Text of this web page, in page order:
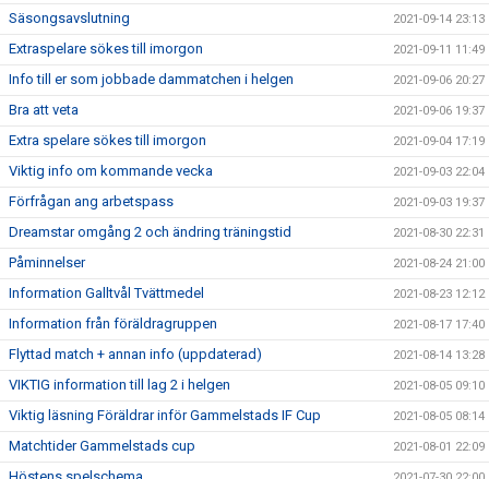
Säsongsavslutning 2021-09-14 23:13
Extraspelare sökes till imorgon 2021-09-11 11:49
Info till er som jobbade dammatchen i helgen 2021-09-06 20:27
Bra att veta 2021-09-06 19:37
Extra spelare sökes till imorgon 2021-09-04 17:19
Viktig info om kommande vecka 2021-09-03 22:04
Förfrågan ang arbetspass 2021-09-03 19:37
Dreamstar omgång 2 och ändring träningstid 2021-08-30 22:31
Påminnelser 2021-08-24 21:00
Information Galltvål Tvättmedel 2021-08-23 12:12
Information från föräldragruppen 2021-08-17 17:40
Flyttad match + annan info (uppdaterad) 2021-08-14 13:28
VIKTIG information till lag 2 i helgen 2021-08-05 09:10
Viktig läsning Föräldrar inför Gammelstads IF Cup 2021-08-05 08:14
Matchtider Gammelstads cup 2021-08-01 22:09